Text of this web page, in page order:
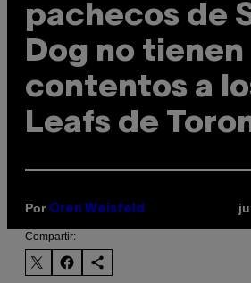
pachecos de
Dog no tienen
contentos a
Leafs de
Por Oren Weisfeld
Compartir: